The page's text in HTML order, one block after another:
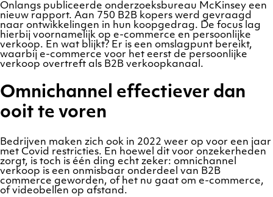
Onlangs publiceerde onderzoeksbureau McKinsey een
nieuw rapport. Aan 750 B2B kopers werd gevraagd
naar ontwikkelingen in hun koopgedrag. De focus lag
hierbij voornamelijk op e-commerce en persoonlijke
verkoop. En wat blijkt? Er is een omslagpunt bereikt,
waarbij e-commerce voor het eerst de persoonlijke
verkoop overtreft als B2B verkoopkanaal.
Omnichannel effectiever dan
ooit te voren
Bedrijven maken zich ook in 2022 weer op voor een jaar
met Covid restricties. En hoewel dit voor onzekerheden
zorgt, is toch is één ding echt zeker: omnichannel
verkoop is een onmisbaar onderdeel van B2B
commerce geworden, of het nu gaat om e-commerce,
of videobellen op afstand.